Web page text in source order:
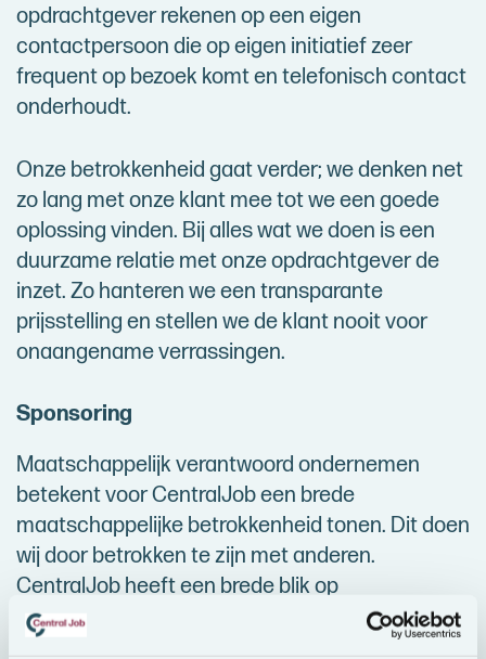
opdrachtgever rekenen op een eigen
contactpersoon die op eigen initiatief zeer
frequent op bezoek komt en telefonisch contact
onderhoudt.
Onze betrokkenheid gaat verder; we denken net
zo lang met onze klant mee tot we een goede
oplossing vinden. Bij alles wat we doen is een
duurzame relatie met onze opdrachtgever de
inzet. Zo hanteren we een transparante
prijsstelling en stellen we de klant nooit voor
onaangename verrassingen.
Sponsoring
Maatschappelijk verantwoord ondernemen
betekent voor CentralJob een brede
maatschappelijke betrokkenheid tonen. Dit doen
wij door betrokken te zijn met anderen.
CentralJob heeft een brede blik op
ontwikkelingen in de maatschappij omdat we er